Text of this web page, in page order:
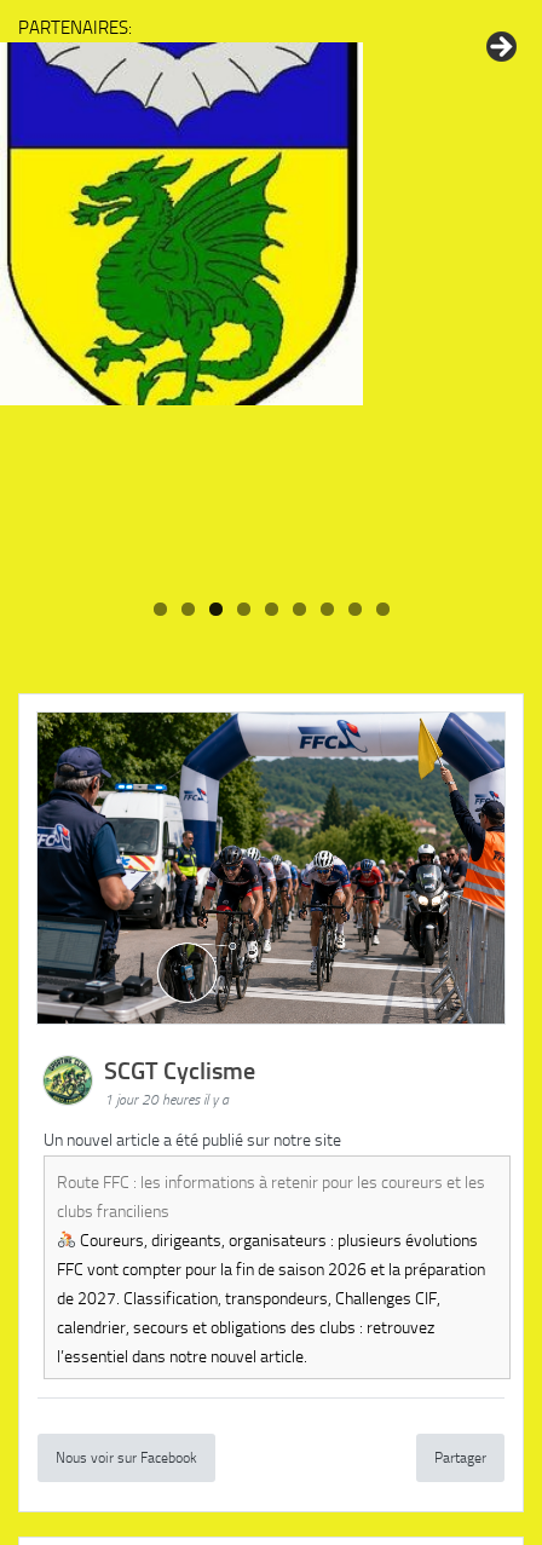
PARTENAIRES:
SCGT Cyclisme
1 jour 20 heures il y a
Un nouvel article a été publié sur notre site
Route FFC : les informations à retenir pour les coureurs et les
clubs franciliens
Coureurs, dirigeants, organisateurs : plusieurs évolutions
FFC vont compter pour la fin de saison 2026 et la préparation
de 2027. Classification, transpondeurs, Challenges CIF,
calendrier, secours et obligations des clubs : retrouvez
l’essentiel dans notre nouvel article.
Nous voir sur Facebook Partager